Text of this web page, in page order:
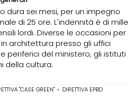
dura sei mesi, per un impegno
di 25 ore. L'indennità è di mille
lordi. Diverse le occasioni per
architettura presso gli uffici
periferici del ministero, gli istituti
della cultura.
"CASE GREEN" • DIRETTIVA EPBD